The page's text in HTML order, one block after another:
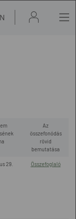
Az
összefonódás
rövid
bemutatása
29. Összefoglaló